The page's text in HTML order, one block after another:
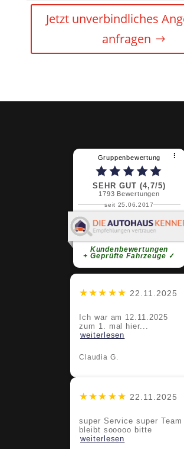
Jetzt unverbindliches
anfragen
Gruppenbewertung ⠇
SEHR GUT (4,7/5)
1793 Bewertungen
seit 25.06.2017
Kundenbewertungen
+ Geprüfte Fahrzeuge ✓
Claudia G.
super Service super Team bleibt
★★★★★ 22.11.2025
Ich war am 12.11.2025
zum 1. mal hier...
weiterlesen
Claudia G.
★★★★★ 22.11.2025
super Service super Team
bleibt sooooo bitte
weiterlesen